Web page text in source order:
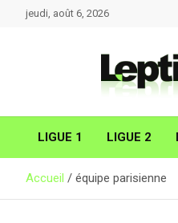
jeudi, août 6, 2026
LIGUE 1 LIGUE 2
Accueil équipe parisienne